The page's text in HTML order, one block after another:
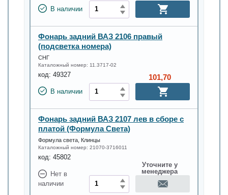
В наличии
Фонарь задний ВАЗ 2106 правый
(подсветка номера)
СНГ
Каталожный номер: 11.3717-02
код: 49327
В наличии
101,70
Фонарь задний ВАЗ 2107 лев в сборе с
платой (Формула Света)
Формула света, Клинцы
Каталожный номер: 21070-3716011
код: 45802
Нет в
наличии
Уточните у
менеджера